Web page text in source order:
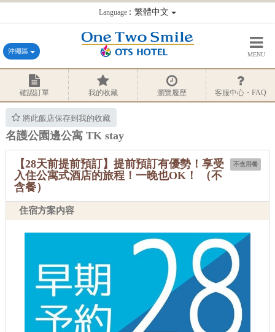
Language：繁體中文
沖繩區 MENU
確認訂單 我的收藏 瀏覽履歷 客服中心・FAQ
將此飯店保存到我的收藏
名護公園邊公寓 TK stay
不含用餐
【28天前提前預訂】提前預訂有優勢！享受
入住公寓式酒店的旅程！一晚也OK！ （不
含餐）
住宿方案内容